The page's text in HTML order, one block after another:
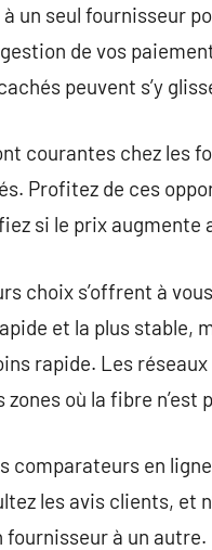
un seul fournisseur
de vos
peuvent s’y
courantes chez les
Profitez de ces
si le prix augmente
choix s’offrent à
et la plus stable,
rapide. Les
où la fibre n’est
comparateurs en
les avis clients, et
fournisseur à un autre.